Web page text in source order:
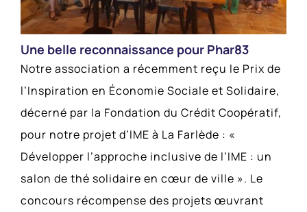
Une belle reconnaissance pour Phar83
Notre association a récemment reçu le Prix de
l’Inspiration en Économie Sociale et Solidaire,
décerné par la Fondation du Crédit Coopératif,
pour notre projet d’IME à La Farlède : «
Développer l’approche inclusive de l’IME : un
salon de thé solidaire en cœur de ville ». Le
concours récompense des projets œuvrant